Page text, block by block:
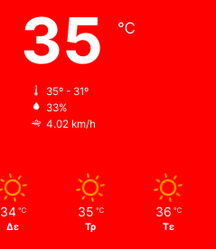
35 ℃
35º - 31º
33%
4.02 km/h
34 ℃
Δε
35 ℃
Τρ
36 ℃
Τε